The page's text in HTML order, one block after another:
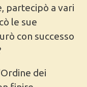
partecipò a vari
le sue
con successo
dei